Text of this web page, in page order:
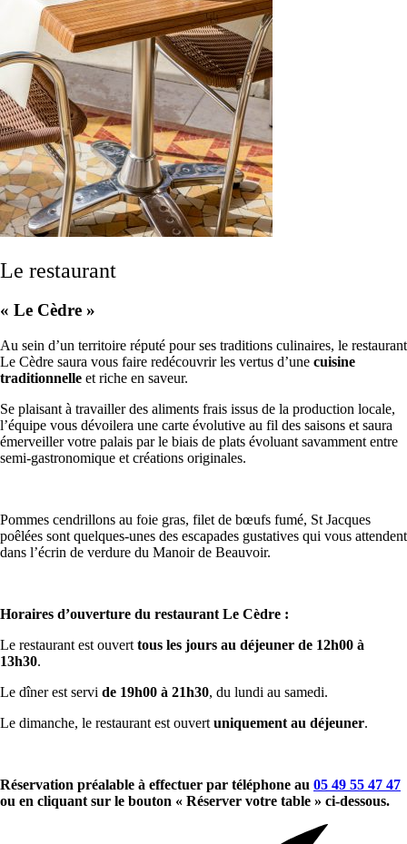
Le restaurant
« Le Cèdre »
Au sein d’un territoire réputé pour ses traditions culinaires, le restaurant
Le Cèdre saura vous faire redécouvrir les vertus d’une cuisine
traditionnelle et riche en saveur.
Se plaisant à travailler des aliments frais issus de la production locale,
l’équipe vous dévoilera une carte évolutive au fil des saisons et saura
émerveiller votre palais par le biais de plats évoluant savamment entre
semi-gastronomique et créations originales.
Pommes cendrillons au foie gras, filet de bœufs fumé, St Jacques
poêlées sont quelques-unes des escapades gustatives qui vous attendent
dans l’écrin de verdure du Manoir de Beauvoir.
Horaires d’ouverture du restaurant Le Cèdre :
Le restaurant est ouvert tous les jours au déjeuner de 12h00 à
13h30.
Le dîner est servi de 19h00 à 21h30, du lundi au samedi.
Le dimanche, le restaurant est ouvert uniquement au déjeuner.
Réservation préalable à effectuer par téléphone au 05 49 55 47 47
ou en cliquant sur le bouton « Réserver votre table » ci-dessous.